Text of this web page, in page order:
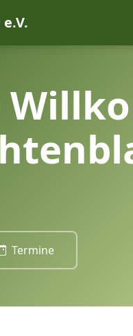
Termine